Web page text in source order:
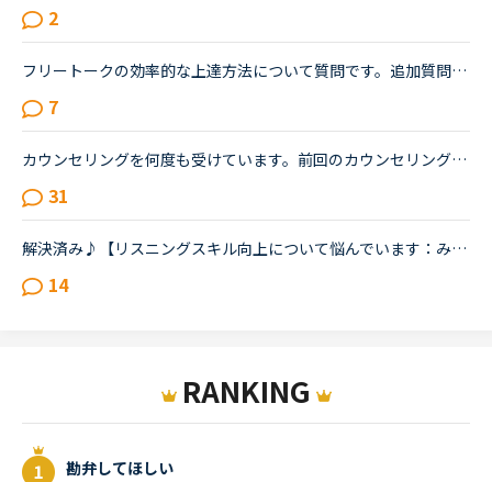
2
フリートークの効率的な上達方法について質問です。追加質問の為、コメントに投稿致しました。私はこれまで、Callan、SIDE by SIDE、文法等インプット中心の教材で約1年ほど受講してきましたが、今後はフリートー...
7
カウンセリングを何度も受けています。前回のカウンセリングでは 出身について話す をやってくださいと言われました。 今回のカウンセリングでは 入門を side by sideを など。 毎回、カウンセリングを受ける...
31
解決済み♪【リスニングスキル向上について悩んでいます：みなさんどのように学習していますか。】●私の英語力私は、「聞こえない」ことが課題だと考えているTOEIC600コースを中心に受講中のもうすぐ40歳です。・T...
14
RANKING
勘弁してほしい